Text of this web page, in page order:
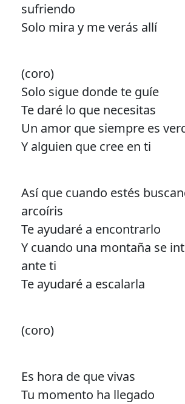
sufriendo
Solo mira y me verás allí
(coro)
Solo sigue donde te guíe
Te daré lo que necesitas
Un amor que siempre es
Y alguien que cree en ti
Así que cuando estés
arcoíris
Te ayudaré a encontrarlo
Y cuando una montaña se
ante ti
Te ayudaré a escalarla
(coro)
Es hora de que vivas
Tu momento ha llegado